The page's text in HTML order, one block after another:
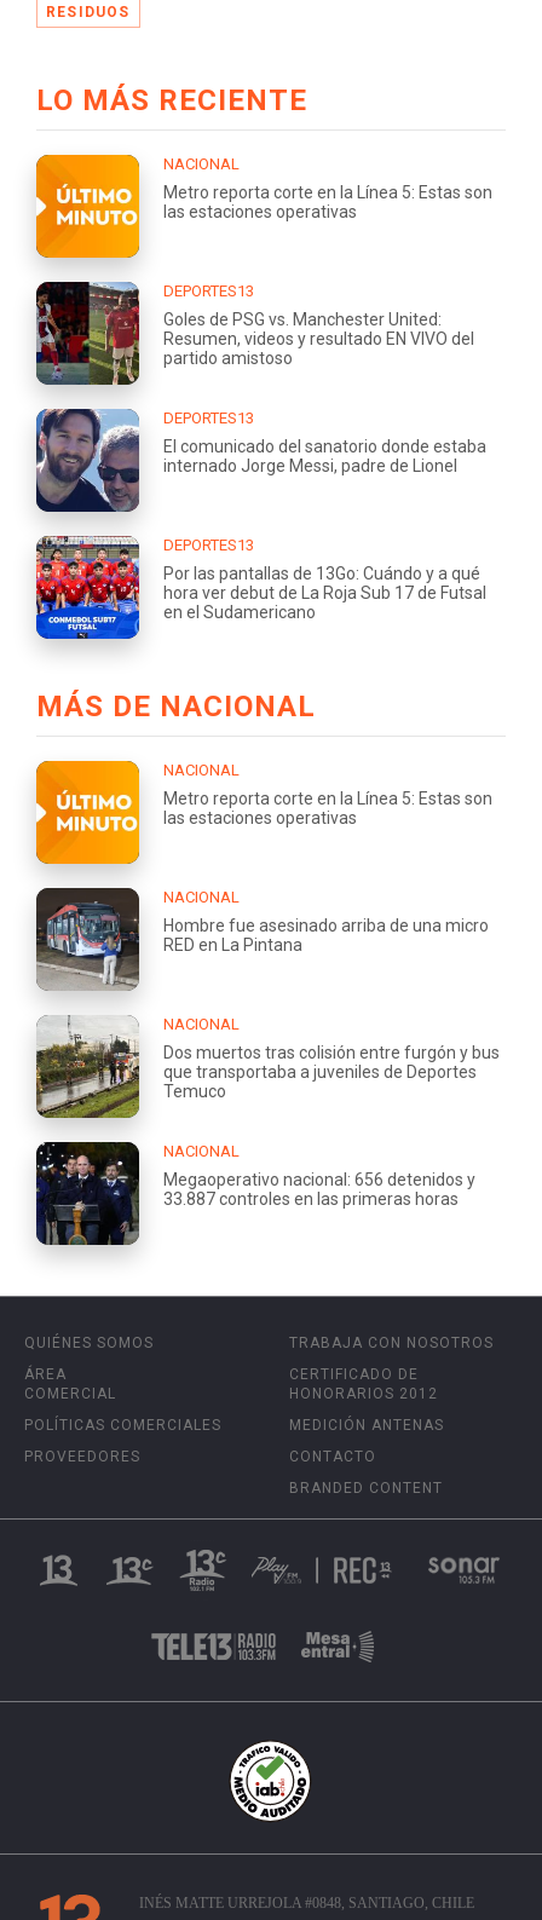
RESIDUOS
LO MÁS RECIENTE
NACIONAL
Metro reporta corte en la Línea 5: Estas son
las estaciones operativas
DEPORTES13
Goles de PSG vs. Manchester United:
Resumen, videos y resultado EN VIVO del
partido amistoso
DEPORTES13
El comunicado del sanatorio donde estaba
internado Jorge Messi, padre de Lionel
DEPORTES13
Por las pantallas de 13Go: Cuándo y a qué
hora ver debut de La Roja Sub 17 de Futsal
en el Sudamericano
MÁS DE NACIONAL
NACIONAL
Metro reporta corte en la Línea 5: Estas son
las estaciones operativas
NACIONAL
Hombre fue asesinado arriba de una micro
RED en La Pintana
NACIONAL
Dos muertos tras colisión entre furgón y bus
que transportaba a juveniles de Deportes
Temuco
NACIONAL
Megaoperativo nacional: 656 detenidos y
33.887 controles en las primeras horas
QUIÉNES SOMOS
ÁREA
COMERCIAL
POLÍTICAS COMERCIALES
PROVEEDORES
TRABAJA CON NOSOTROS
CERTIFICADO DE
HONORARIOS 2012
MEDICIÓN ANTENAS
CONTACTO
BRANDED CONTENT
INÉS MATTE URREJOLA #0848, SANTIAGO, CHILE